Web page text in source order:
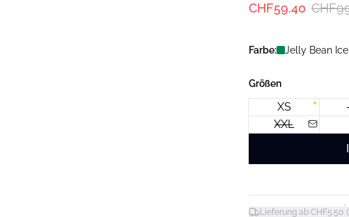
CHF59.40
Farbe: Jelly Bean
Größen
XS
XXL
Lieferung ab CHF5.50*